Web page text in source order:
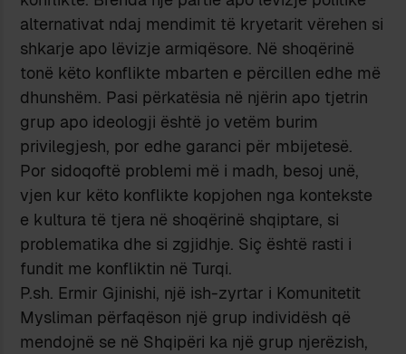
alternativat ndaj mendimit të kryetarit vërehen si
shkarje apo lëvizje armiqësore. Në shoqërinë
tonë këto konflikte mbarten e përcillen edhe më
dhunshëm. Pasi përkatësia në njërin apo tjetrin
grup apo ideologji është jo vetëm burim
privilegjesh, por edhe garanci për mbijetesë.
Por sidoqoftë problemi më i madh, besoj unë,
vjen kur këto konflikte kopjohen nga kontekste
e kultura të tjera në shoqërinë shqiptare, si
problematika dhe si zgjidhje. Siç është rasti i
fundit me konfliktin në Turqi.
P.sh. Ermir Gjinishi, një ish-zyrtar i Komunitetit
Mysliman përfaqëson një grup individësh që
mendojnë se në Shqipëri ka një grup njerëzish,